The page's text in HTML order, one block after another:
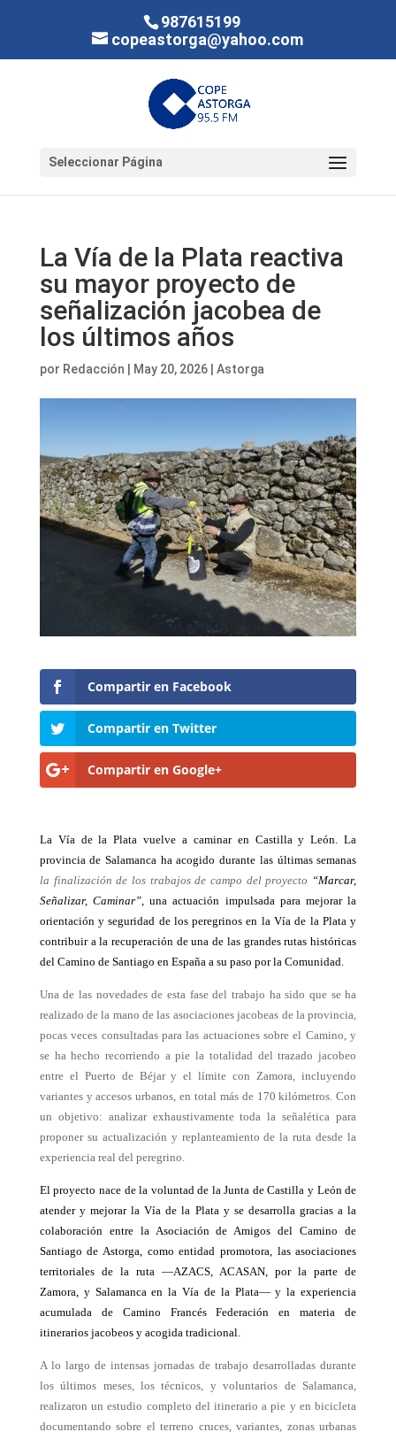
987615199
copeastorga@yahoo.com
Seleccionar Página
La Vía de la Plata reactiva
su mayor proyecto de
señalización jacobea de
los últimos años
por Redacción May 20, 2026| Astorga
Compartir en Facebook
Compartir en Twitter
Compartir en Google+
La Vía de la Plata vuelve a caminar en Castilla y León. La
provincia de Salamanca ha acogido durante las últimas semanas
la finalización de los trabajos de campo del proyecto “Marcar,
Señalizar, Caminar”, una actuación impulsada para mejorar la
orientación y seguridad de los peregrinos en la Vía de la Plata y
contribuir a la recuperación de una de las grandes rutas históricas
del Camino de Santiago en España a su paso por la Comunidad.
Una de las novedades de esta fase del trabajo ha sido que se ha
realizado de la mano de las asociaciones jacobeas de la provincia,
pocas veces consultadas para las actuaciones sobre el Camino, y
se ha hecho recorriendo a pie la totalidad del trazado jacobeo
entre el Puerto de Béjar y el límite con Zamora, incluyendo
variantes y accesos urbanos, en total más de 170 kilómetros. Con
un objetivo: analizar exhaustivamente toda la señalética para
proponer su actualización y replanteamiento de la ruta desde la
experiencia real del peregrino.
El proyecto nace de la voluntad de la Junta de Castilla y León de
atender y mejorar la Vía de la Plata y se desarrolla gracias a la
colaboración entre la Asociación de Amigos del Camino de
Santiago de Astorga, como entidad promotora, las asociaciones
territoriales de la ruta —AZACS, ACASAN, por la parte de
Zamora, y Salamanca en la Vía de la Plata— y la experiencia
acumulada de Camino Francés Federación en materia de
itinerarios jacobeos y acogida tradicional.
A lo largo de intensas jornadas de trabajo desarrolladas durante
los últimos meses, los técnicos, y voluntarios de Salamanca,
realizaron un estudio completo del itinerario a pie y en bicicleta
documentando sobre el terreno cruces, variantes, zonas urbanas